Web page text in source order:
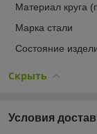
Материал круга
Марка стали
Состояние
Скрыть
Условия